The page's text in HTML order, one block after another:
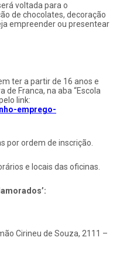
voltada para o
de chocolates, decoração
empreender ou presentear
ter a partir de 16 anos e
Franca, na aba “Escola
link:
emprego-
por ordem de inscrição.
e locais das oficinas.
Cirineu de Souza, 2111 –